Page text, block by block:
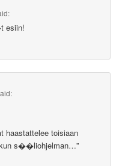
esiin!
toisiaan
s��liohjelman…”